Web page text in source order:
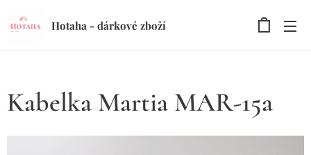
Hotaha - dárkové zboží
Kabelka Martia MAR-15a